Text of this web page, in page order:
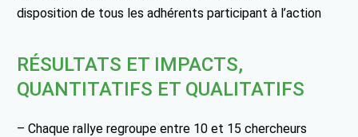
disposition de tous les adhérents participant à l’action
RÉSULTATS ET IMPACTS,
QUANTITATIFS ET QUALITATIFS
– Chaque rallye regroupe entre 10 et 15 chercheurs